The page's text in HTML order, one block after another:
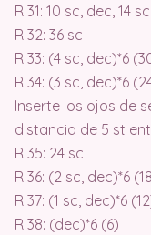
R 31: 10 sc, dec, 14
R 32: 36 sc
R 33: (4 sc, dec)*6
R 34: (3 sc, dec)*6
Inserte los ojos de
distancia de 5 st
R 35: 24 sc
R 36: (2 sc, dec)*6
R 37: (1 sc, dec)*6
R 38: (dec)*6 (6)